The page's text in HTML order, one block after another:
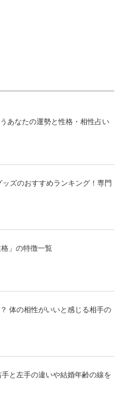
あなたの運勢と性格・相性占い
ッズのおすすめランキング！専門
」の特徴一覧
体の相性がいいと感じる相手の
と左手の違いや結婚年齢の線を